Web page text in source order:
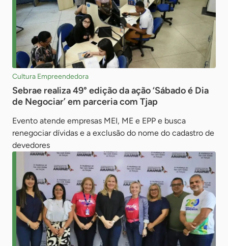
Cultura Empreendedora
Sebrae realiza 49° edição da ação ‘Sábado é Dia
de Negociar’ em parceria com Tjap
Evento atende empresas MEI, ME e EPP e busca
renegociar dívidas e a exclusão do nome do cadastro de
devedores